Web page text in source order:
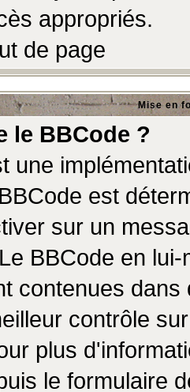
appropriés.
de page
Mise en
le BBCode ?
une
est
sur un
BBCode en
contenues
contrôle
plus
le formulaire